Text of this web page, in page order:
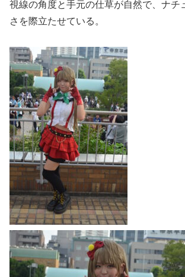
視線の角度と手元の仕草が自然で、ナチ
さを際立たせている。